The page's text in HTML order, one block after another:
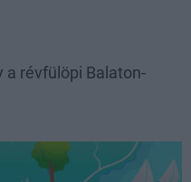
a révfülöpi Balaton-